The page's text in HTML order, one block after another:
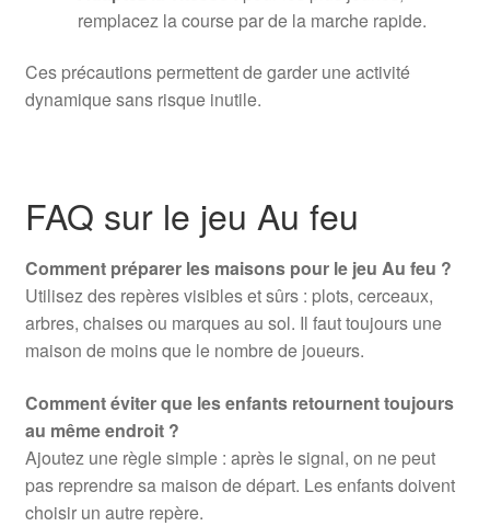
remplacez la course par de la marche rapide.
Ces précautions permettent de garder une activité
dynamique sans risque inutile.
FAQ sur le jeu Au feu
Comment préparer les maisons pour le jeu Au feu ?
Utilisez des repères visibles et sûrs : plots, cerceaux,
arbres, chaises ou marques au sol. Il faut toujours une
maison de moins que le nombre de joueurs.
Comment éviter que les enfants retournent toujours
au même endroit ?
Ajoutez une règle simple : après le signal, on ne peut
pas reprendre sa maison de départ. Les enfants doivent
choisir un autre repère.